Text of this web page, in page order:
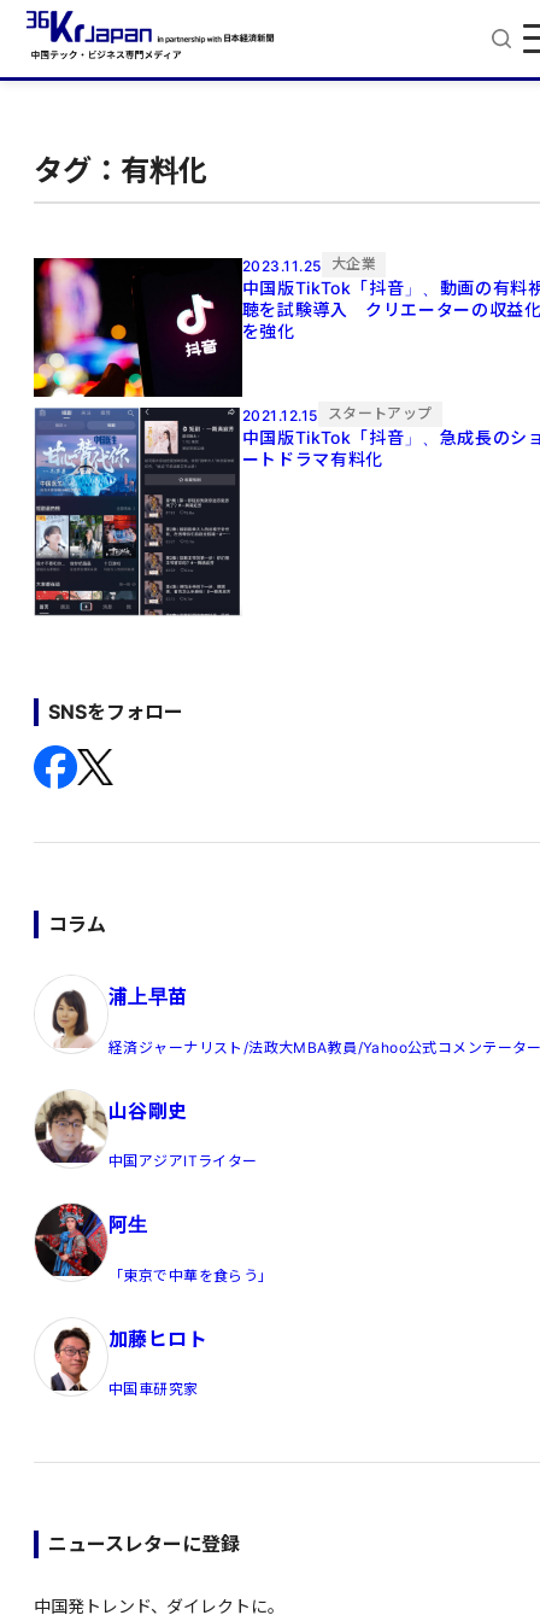
タグ：有料化
2023.11.25 大企業
中国版TikTok「抖音」、動画の有料
聴を試験導入 クリエーターの収益
を強化
2021.12.15 スタートアップ
中国版TikTok「抖音」、急成長のシ
ートドラマ有料化
SNSをフォロー
コラム
浦上早苗
経済ジャーナリスト/法政大MBA教員/Yahoo公式コメンテータ
山谷剛史
中国アジアITライター
阿生
「東京で中華を食らう」
加藤ヒロト
中国車研究家
ニュースレターに登録
中国発トレンド、ダイレクトに。